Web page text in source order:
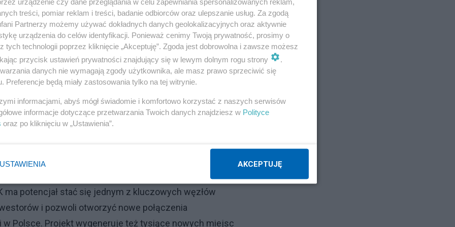
projekt infrastrukturalny, którego celem jest
koszt do 2032 roku ma pochłonąć ponad 130 mld
umowami z kontrahentami zagranicznymi PiS,
z Baranowem i Kolej Dużych Prędkości będą
z biedniejszych regionów. Lotnisko Okęcie
potencjał stać się jednym z kluczowych węzłów
i pozwoli otworzyć nowe połączenia
Polsce. Projekt wygeneruje też tysiące nowych miejsc
treści, pomiar reklam i treści, badanie odbiorców oraz ulepszanie usług. Za zgodą
Partnerzy możemy używać dokładnych danych geolokalizacyjnych oraz aktywnie
urządzenia do celów identyfikacji. Ponieważ cenimy Twoją prywatność, prosimy o
tych technologii poprzez kliknięcie „Akceptuję”. Zgoda jest dobrowolna i zawsze możesz
przycisk ustawień prywatności znajdujący się w lewym dolnym rogu strony
.
danych nie wymagają zgody użytkownika, ale masz prawo sprzeciwić się
Preferencje będą miały zastosowania tylko na tej witrynie.
informacjami, abyś mógł świadomie i komfortowo korzystać z naszych serwisów
informacje dotyczące przetwarzania Twoich danych znajdziesz w Polityce
oraz po kliknięciu w „Ustawienia”.
USTAWIENIA AKCEPTUJĘ